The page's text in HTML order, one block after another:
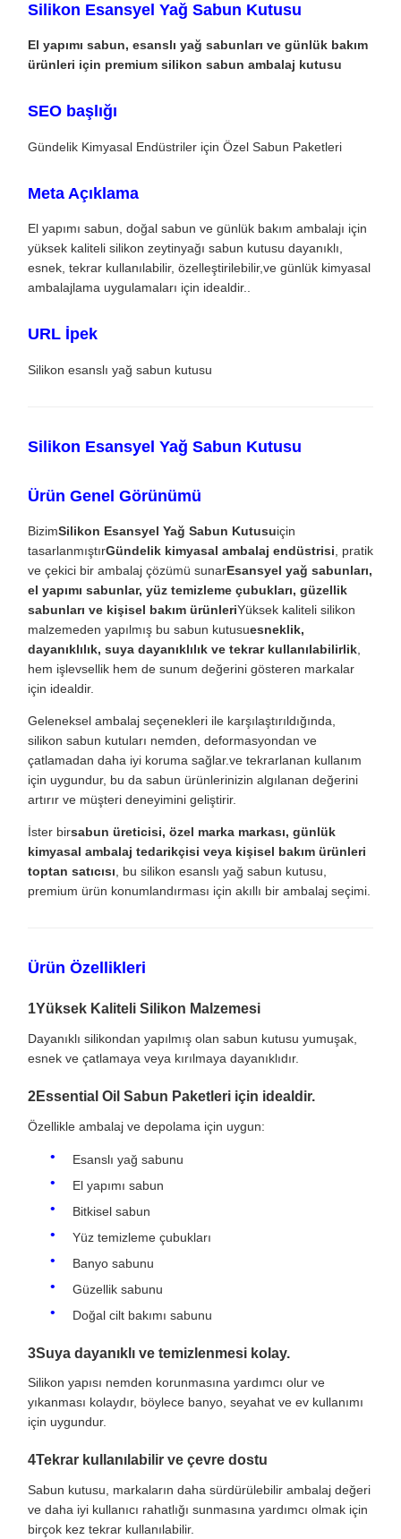
Silikon Esansyel Yağ Sabun Kutusu
El yapımı sabun, esanslı yağ sabunları ve günlük bakım
ürünleri için premium silikon sabun ambalaj kutusu
SEO başlığı
Gündelik Kimyasal Endüstriler için Özel Sabun Paketleri
Meta Açıklama
El yapımı sabun, doğal sabun ve günlük bakım ambalajı için
yüksek kaliteli silikon zeytinyağı sabun kutusu dayanıklı,
esnek, tekrar kullanılabilir, özelleştirilebilir,ve günlük kimyasal
ambalajlama uygulamaları için idealdir..
URL İpek
Silikon esanslı yağ sabun kutusu
Silikon Esansyel Yağ Sabun Kutusu
Ürün Genel Görünümü
BizimSilikon Esansyel Yağ Sabun Kutusuiçin
tasarlanmıştırGündelik kimyasal ambalaj endüstrisi , pratik
ve çekici bir ambalaj çözümü sunarEsansyel yağ sabunları,
el yapımı sabunlar, yüz temizleme çubukları, güzellik
sabunları ve kişisel bakım ürünleriYüksek kaliteli silikon
malzemeden yapılmış bu sabun kutusuesneklik,
dayanıklılık, suya dayanıklılık ve tekrar kullanılabilirlik
hem işlevsellik hem de sunum değerini gösteren markalar
için idealdir.
Geleneksel ambalaj seçenekleri ile karşılaştırıldığında,
silikon sabun kutuları nemden, deformasyondan ve
çatlamadan daha iyi koruma sağlar.ve tekrarlanan kullanım
için uygundur, bu da sabun ürünlerinizin algılanan değerini
artırır ve müşteri deneyimini geliştirir.
İster birsabun üreticisi, özel marka markası, günlük
kimyasal ambalaj tedarikçisi veya kişisel bakım ürünleri
toptan satıcısı , bu silikon esanslı yağ sabun kutusu,
premium ürün konumlandırması için akıllı bir ambalaj seçimi.
Ürün Özellikleri
1Yüksek Kaliteli Silikon Malzemesi
Dayanıklı silikondan yapılmış olan sabun kutusu yumuşak,
esnek ve çatlamaya veya kırılmaya dayanıklıdır.
2Essential Oil Sabun Paketleri için idealdir.
Özellikle ambalaj ve depolama için uygun:
Esanslı yağ sabunu
El yapımı sabun
Bitkisel sabun
Yüz temizleme çubukları
Banyo sabunu
Güzellik sabunu
Doğal cilt bakımı sabunu
3Suya dayanıklı ve temizlenmesi kolay.
Silikon yapısı nemden korunmasına yardımcı olur ve
yıkanması kolaydır, böylece banyo, seyahat ve ev kullanımı
için uygundur.
4Tekrar kullanılabilir ve çevre dostu
Sabun kutusu, markaların daha sürdürülebilir ambalaj değeri
ve daha iyi kullanıcı rahatlığı sunmasına yardımcı olmak için
birçok kez tekrar kullanılabilir.